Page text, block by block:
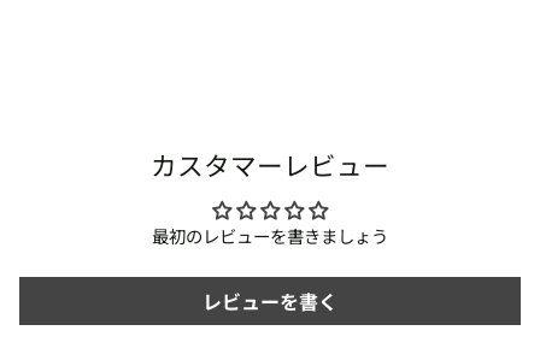
カスタマーレビュー
最初のレビューを書きましょう
レビューを書く